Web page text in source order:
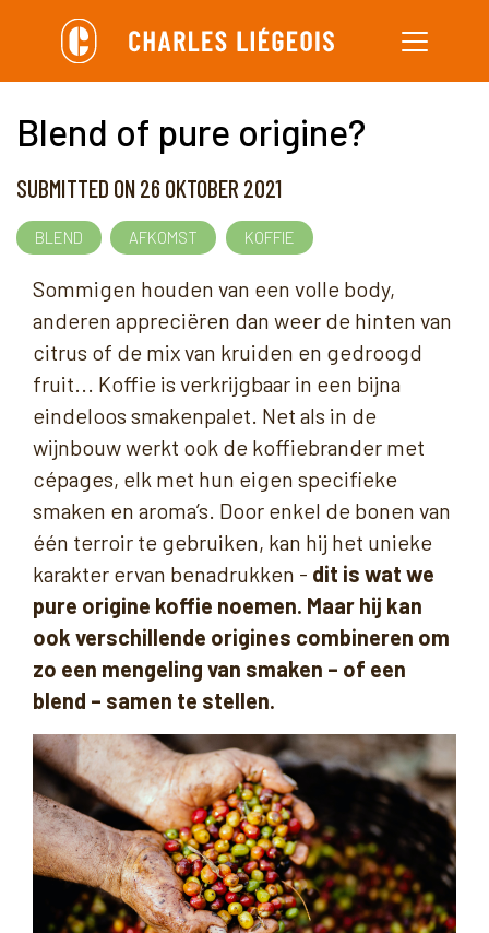
Overslaan
naar
de
gaan
Blend of pure origine?
SUBMITTED ON 26 OKTOBER 2021
BLEND AFKOMST KOFFIE
Sommigen houden van een volle body,
anderen appreciëren dan weer de hinten van
citrus of de mix van kruiden en gedroogd
fruit... Koffie is verkrijgbaar in een bijna
eindeloos smakenpalet. Net als in de
wijnbouw werkt ook de koffiebrander met
cépages, elk met hun eigen specifieke
smaken en aroma’s. Door enkel de bonen van
één terroir te gebruiken, kan hij het unieke
karakter ervan benadrukken - dit is wat we
pure origine koffie noemen. Maar hij kan
ook verschillende origines combineren om
zo een mengeling van smaken – of een
blend – samen te stellen.